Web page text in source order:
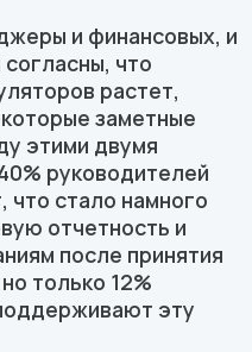
и финансовых, и
что
растет,
заметные
этими двумя
руководителей
что стало намного
отчетность и
после принятия
только 12%
эту